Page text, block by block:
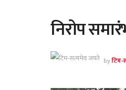
निरोप
by